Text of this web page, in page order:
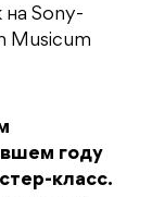
на Sony-
Musicum
году
класс.